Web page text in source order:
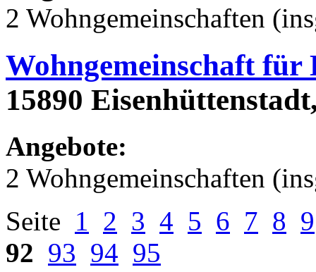
2 Wohngemeinschaften
Wohngemeinschaft für
15890
Angebote:
2 Wohngemeinschaften
Seite 1 2 3 4 5 6 7 8 9
92 93 94 95